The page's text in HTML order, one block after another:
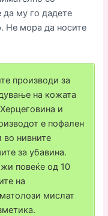
да му го дадете
Не мора да носите
производи за
на кожата
и
е пофален
во нивните
за убавина.
повеќе од 10
на
мислат